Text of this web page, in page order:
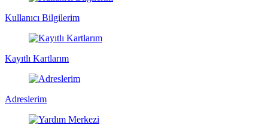
Kullanıcı Bilgilerim
Kayıtlı Kartlarım
Adreslerim